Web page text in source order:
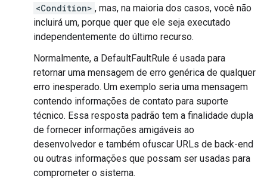
<Condition> , mas, na maioria dos casos, você não
incluirá um, porque quer que ele seja executado
independentemente do último recurso.
Normalmente, a DefaultFaultRule é usada para
retornar uma mensagem de erro genérica de qualquer
erro inesperado. Um exemplo seria uma mensagem
contendo informações de contato para suporte
técnico. Essa resposta padrão tem a finalidade dupla
de fornecer informações amigáveis ao
desenvolvedor e também ofuscar URLs de back-end
ou outras informações que possam ser usadas para
comprometer o sistema.